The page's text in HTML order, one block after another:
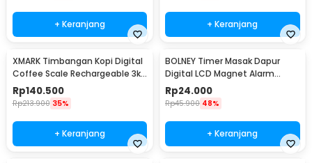
+ Keranjang + Keranjang
XMARK Timbangan Kopi Digital
Coffee Scale Rechargeable 3kg
0.1g - CX-3
Rp140.500
Rp213.900 35%
+ Keranjang
BOLNEY Timer Masak Dapur
Digital LCD Magnet Alarm
Kitchen Countdown - ST5026
Rp24.000
Rp45.900 48%
+ Keranjang